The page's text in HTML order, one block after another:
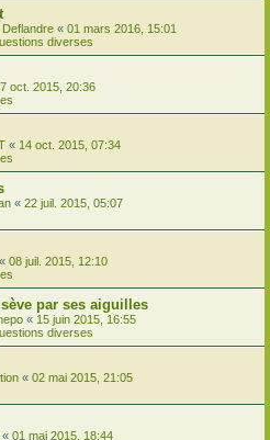
« 01 mars 2016, 15:01
diverses
oct. 2015, 20:36
« 14 oct. 2015, 07:34
« 22 juil. 2015, 05:07
« 08 juil. 2015, 12:10
par ses aiguilles
« 15 juin 2015, 16:55
diverses
« 02 mai 2015, 21:05
« 01 mai 2015, 18:44